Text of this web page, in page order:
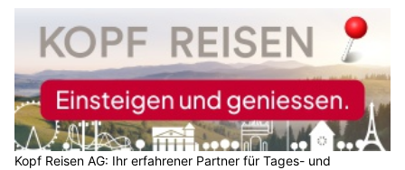
Kopf Reisen AG: Ihr erfahrener Partner für Tages- und